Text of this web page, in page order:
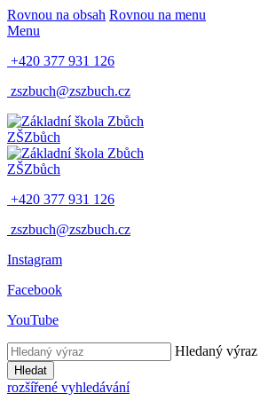
Rovnou na obsah Rovnou na menu
Menu
+420 377 931 126
zszbuch@zszbuch.cz
ZŠZbůch
ZŠZbůch
+420 377 931 126
zszbuch@zszbuch.cz
Instagram
Facebook
YouTube
Hledaný výraz
Hledat
rozšířené vyhledávání